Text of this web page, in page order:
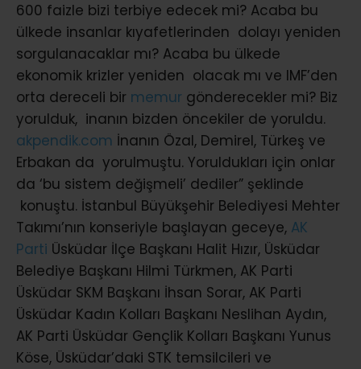
600 faizle bizi terbiye edecek mi? Acaba bu
ülkede insanlar kıyafetlerinden dolayı yeniden
sorgulanacaklar mı? Acaba bu ülkede
ekonomik krizler yeniden olacak mı ve IMF’den
orta dereceli bir memur gönderecekler mi? Biz
yorulduk, inanın bizden öncekiler de yoruldu.
akpendik.com İnanın Özal, Demirel, Türkeş ve
Erbakan da yorulmuştu. Yoruldukları için onlar
da ‘bu sistem değişmeli’ dediler” şeklinde
konuştu. İstanbul Büyükşehir Belediyesi Mehter
Takımı’nın konseriyle başlayan geceye, AK
Parti Üsküdar İlçe Başkanı Halit Hızır, Üsküdar
Belediye Başkanı Hilmi Türkmen, AK Parti
Üsküdar SKM Başkanı İhsan Sorar, AK Parti
Üsküdar Kadın Kolları Başkanı Neslihan Aydın,
AK Parti Üsküdar Gençlik Kolları Başkanı Yunus
Köse, Üsküdar’daki STK temsilcileri ve